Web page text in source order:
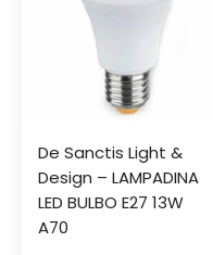
De Sanctis Light &
Design – LAMPADINA
LED BULBO E27 13W
A70